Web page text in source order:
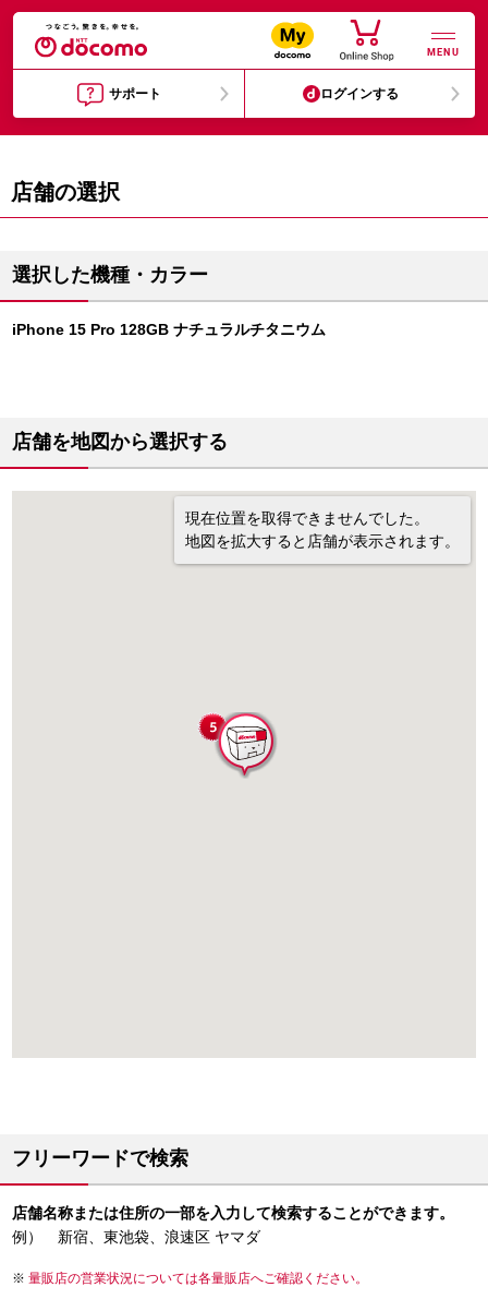
MENU
サポート ログインする
店舗の選択
選択した機種・カラー
iPhone 15 Pro 128GB ナチュラルチタニウム
店舗を地図から選択する
現在位置を取得できませんでした。
地図を拡大すると店舗が表示されます。
フリーワードで検索
店舗名称または住所の一部を入力して検索することができます。
例） 新宿、東池袋、浪速区 ヤマダ
量販店の営業状況については各量販店へご確認ください。